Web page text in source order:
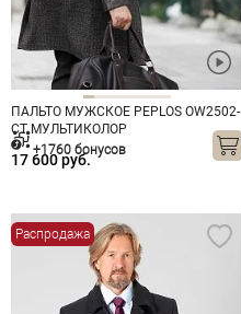
ПАЛЬТО МУЖСКОЕ PEPLOS OW2502-
CT МУЛЬТИКОЛОР
17 600 руб.
+1760 бонусов
Распродажа